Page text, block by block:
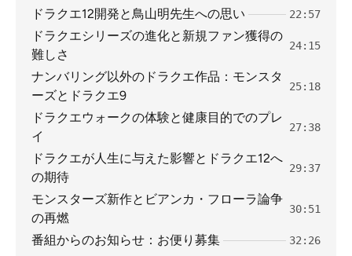
ドラクエ12開発と鳥山明先生への思い 22:57
ドラクエシリーズの進化と新規ファン獲得の
難しさ
24:15
ナンバリング以外のドラクエ作品：モンスタ
ーズとドラクエ9
25:18
ドラクエウォークの体験と健康目的でのプレ
イ
27:38
ドラクエが人生に与えた影響とドラクエ12へ
の期待
29:37
モンスターズ新作とビアンカ・フローラ論争
の再燃
30:51
番組からのお知らせ：お便り募集 32:26